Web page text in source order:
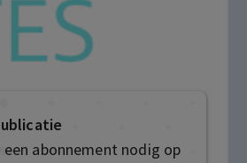
abonnement nodig op